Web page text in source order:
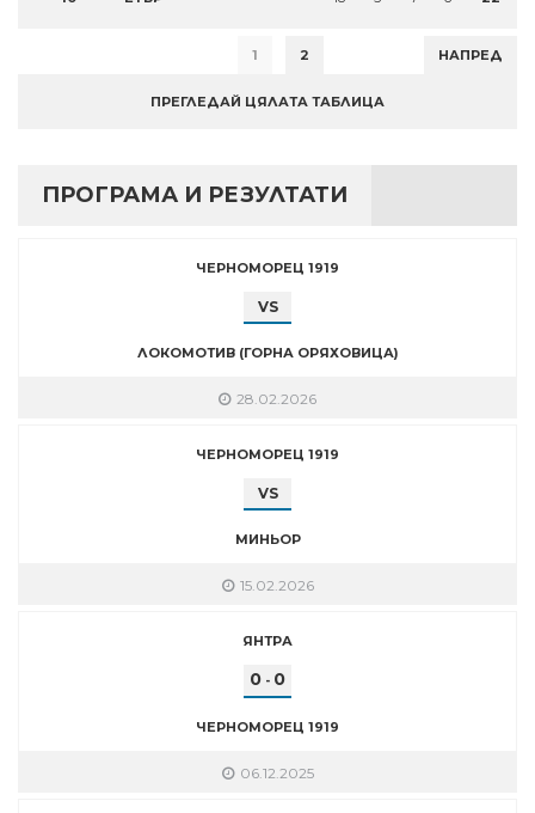
1 2 НАПРЕД
ПРЕГЛЕДАЙ ЦЯЛАТА ТАБЛИЦА
ПРОГРАМА И РЕЗУЛТАТИ
ЧЕРНОМОРЕЦ 1919
VS
ЛОКОМОТИВ (ГОРНА ОРЯХОВИЦА)
28.02.2026
ЧЕРНОМОРЕЦ 1919
VS
МИНЬОР
15.02.2026
ЯНТРА
0 - 0
ЧЕРНОМОРЕЦ 1919
06.12.2025